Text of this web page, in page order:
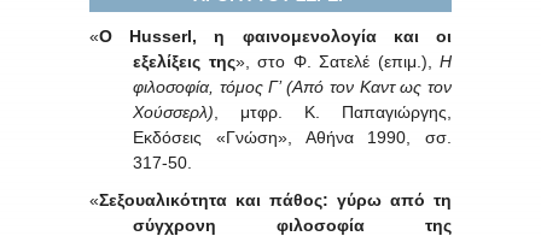
«Ο Husserl, η φαινομενολογία και οι
εξελίξεις της», στο Φ. Σατελέ (επιμ.), Η
φιλοσοφία, τόμος Γ’ (Από τον Καντ ως τον
Χούσσερλ) , μτφρ. Κ. Παπαγιώργης,
Εκδόσεις «Γνώση», Αθήνα 1990, σσ.
317-50.
«Σεξουαλικότητα και πάθος: γύρω από τη
σύγχρονη φιλοσοφία της